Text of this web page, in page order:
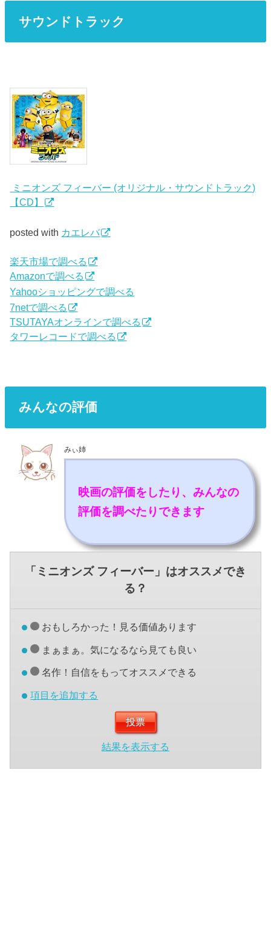
サウンドトラック
ミニオンズ フィーバー (オリジナル・サウンドトラック)
【CD】
posted with カエレバ
楽天市場で調べる
Amazonで調べる
Yahooショッピングで調べる
7netで調べる
TSUTAYAオンラインで調べる
タワーレコードで調べる
みんなの評価
みぃ姉
映画の評価をしたり、みんなの
評価を調べたりできます
「ミニオンズ フィーバー」はオススメでき
る？
おもしろかった！見る価値あります
まぁまぁ。気になるなら見ても良い
名作！自信をもってオススメできる
項目を追加する
結果を表示する